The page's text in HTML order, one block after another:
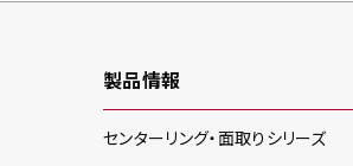
製品情報
センターリング・面取り シリーズ